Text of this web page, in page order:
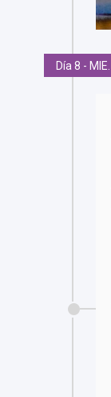
Día 8 - MIE.